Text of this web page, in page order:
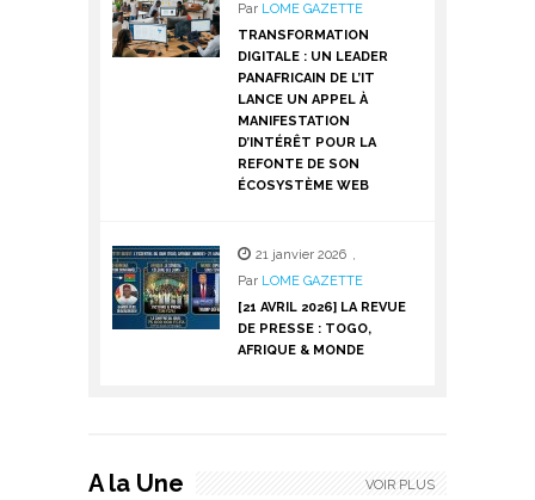
Par LOME GAZETTE
TRANSFORMATION
DIGITALE : UN LEADER
PANAFRICAIN DE L’IT
LANCE UN APPEL À
MANIFESTATION
D’INTÉRÊT POUR LA
REFONTE DE SON
ÉCOSYSTÈME WEB
21 janvier 2026 ,
Par LOME GAZETTE
[21 AVRIL 2026] LA REVUE
DE PRESSE : TOGO,
AFRIQUE & MONDE
A la Une VOIR PLUS